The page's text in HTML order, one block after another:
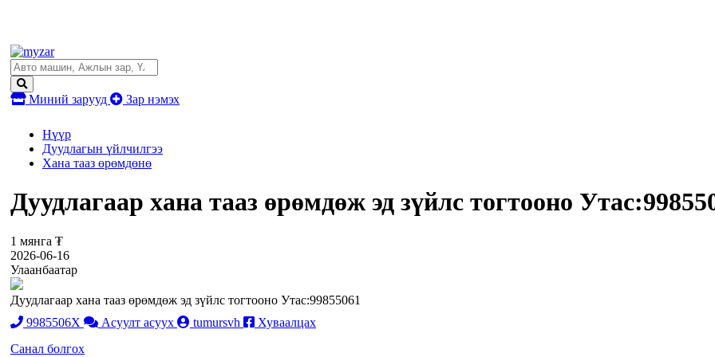
Миний зарууд Зар нэмэх
Нүүр
Дуудлагын үйлчилгээ
Хана тааз өрөмдөнө
Дуудлагаар хана тааз өрөмдөж эд зүйлс тогтооно
1 мянга ₮
2026-06-16
Улаанбаатар
Дуудлагаар хана тааз өрөмдөж эд зүйлс тогтооно Утас:99855061
9985506X
Асуулт асуух tumursvh
Хуваалцах
Санал болгох